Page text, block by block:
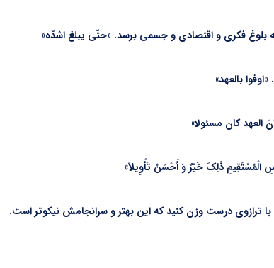
با ترازوی درست وزن کنید که این بهتر و سرانجامش نیکوتر است.